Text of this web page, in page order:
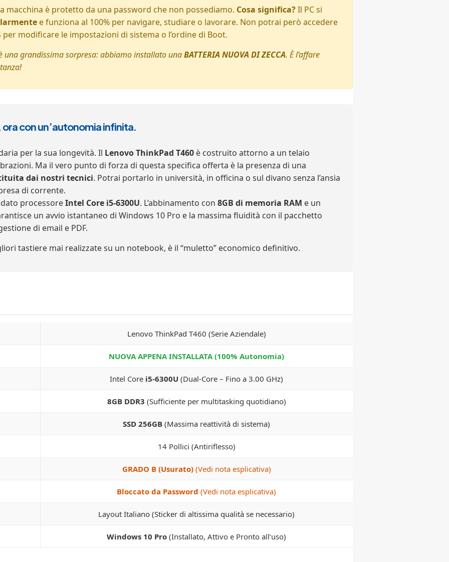
macchina è protetto da una password che non possediamo. Cosa significa?Il PC si
e funziona al 100% per navigare, studiare o lavorare. Non potrai però accedere
modificare le impostazioni di sistema o l’ordine di Boot.
una grandissima sorpresa: abbiamo installato unaBATTERIA NUOVA DI ZECCA. È l’affare
con un’autonomia infinita.
per la sua longevità. Il Lenovo ThinkPad T460è costruito attorno a un telaio
Ma il vero punto di forza di questa specifica offerta è la presenza di una
dai nostri tecnici. Potrai portarlo in università, in officina o sul divano senza l’ansia
di corrente.
processoreIntel Core i5-6300U. L’abbinamento con 8GB di memoria RAM e un
un avvio istantaneo di Windows 10 Pro e la massima fluidità con il pacchetto
di email e PDF.
tastiere mai realizzate su un notebook, è il “muletto” economico definitivo.
Lenovo ThinkPad T460 (Serie Aziendale)
NUOVA APPENA INSTALLATA (100% Autonomia)
Intel Core i5-6300U (Dual-Core – Fino a 3.00 GHz)
8GB DDR3 (Sufficiente per multitasking quotidiano)
SSD 256GB (Massima reattività di sistema)
14 Pollici (Antiriflesso)
GRADO B (Usurato)(Vedi nota esplicativa)
Bloccato da Password (Vedi nota esplicativa)
Layout Italiano (Sticker di altissima qualità se necessario)
Windows 10 Pro (Installato, Attivo e Pronto all’uso)